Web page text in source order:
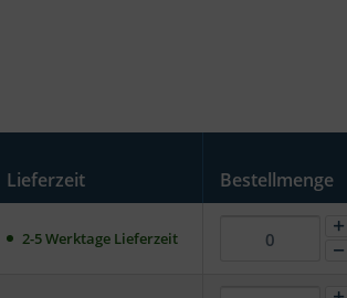
Lieferzeit Bestellmenge
2-5 Werktage Lieferzeit